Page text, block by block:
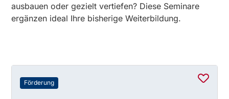
ausbauen oder gezielt vertiefen? Diese Seminare
ergänzen ideal Ihre bisherige Weiterbildung.
Förderung